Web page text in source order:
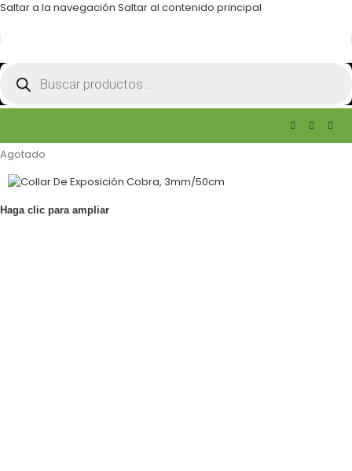
Saltar a la navegación Saltar al contenido principal
Agotado
Haga clic para ampliar